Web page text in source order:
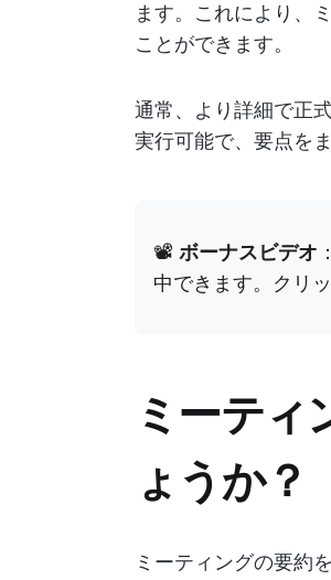
ます。これにより、
ことができます。
通常、より詳細で正
実行可能で、要点を
📽️ ボーナスビデオ
中できます。クリ
ミーティ
ょうか？
ミーティングの要約